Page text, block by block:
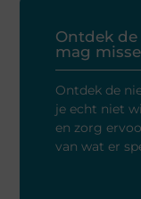
Ontdek
mag
Ontdek de
je echt niet
en zorg
van wat er